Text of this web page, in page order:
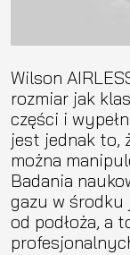
Wilson
rozmiar jak
części i
jest jednak to,
można
Badania
gazu w
od podłoża, a